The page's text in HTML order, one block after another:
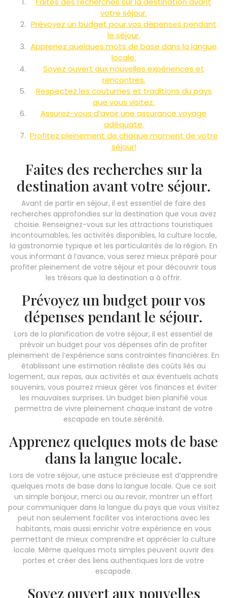
votre séjour.
Prévoyez un budget pour vos dépenses pendant
le séjour.
Apprenez quelques mots de base dans la langue
locale.
Soyez ouvert aux nouvelles expériences et
rencontres.
Respectez les coutumes et traditions du pays
que vous visitez.
Assurez-vous d’avoir une assurance voyage
adéquate.
Profitez pleinement de chaque moment de votre
séjour!
Faites des recherches sur la
destination avant votre séjour.
Avant de partir en séjour, il est essentiel de faire des
recherches approfondies sur la destination que vous avez
choisie. Renseignez-vous sur les attractions touristiques
incontournables, les activités disponibles, la culture locale,
la gastronomie typique et les particularités de la région. En
vous informant à l’avance, vous serez mieux préparé pour
profiter pleinement de votre séjour et pour découvrir tous
les trésors que la destination a à offrir.
Prévoyez un budget pour vos
dépenses pendant le séjour.
Lors de la planification de votre séjour, il est essentiel de
prévoir un budget pour vos dépenses afin de profiter
pleinement de l’expérience sans contraintes financières. En
établissant une estimation réaliste des coûts liés au
logement, aux repas, aux activités et aux éventuels achats
souvenirs, vous pourrez mieux gérer vos finances et éviter
les mauvaises surprises. Un budget bien planifié vous
permettra de vivre pleinement chaque instant de votre
escapade en toute sérénité.
Apprenez quelques mots de base
dans la langue locale.
Lors de votre séjour, une astuce précieuse est d’apprendre
quelques mots de base dans la langue locale. Que ce soit
un simple bonjour, merci ou au revoir, montrer un effort
pour communiquer dans la langue du pays que vous visitez
peut non seulement faciliter vos interactions avec les
habitants, mais aussi enrichir votre expérience en vous
permettant de mieux comprendre et apprécier la culture
locale. Même quelques mots simples peuvent ouvrir des
portes et créer des liens authentiques lors de votre
escapade.
Soyez ouvert aux nouvelles